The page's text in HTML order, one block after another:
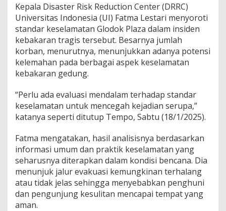
Kepala Disaster Risk Reduction Center (DRRC)
Universitas Indonesia (UI) Fatma Lestari menyoroti
standar keselamatan Glodok Plaza dalam insiden
kebakaran tragis tersebut. Besarnya jumlah
korban, menurutnya, menunjukkan adanya potensi
kelemahan pada berbagai aspek keselamatan
kebakaran gedung.
“Perlu ada evaluasi mendalam terhadap standar
keselamatan untuk mencegah kejadian serupa,”
katanya seperti ditutup Tempo, Sabtu (18/1/2025).
Fatma mengatakan, hasil analisisnya berdasarkan
informasi umum dan praktik keselamatan yang
seharusnya diterapkan dalam kondisi bencana. Dia
menunjuk jalur evakuasi kemungkinan terhalang
atau tidak jelas sehingga menyebabkan penghuni
dan pengunjung kesulitan mencapai tempat yang
aman.